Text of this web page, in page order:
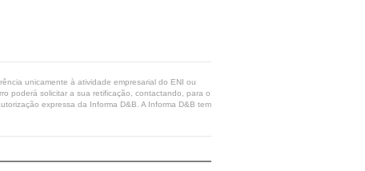
unicamente à atividade empresarial do ENI ou
poderá solicitar a sua retificação, contactando, para o
expressa da Informa D&B. A Informa D&B tem